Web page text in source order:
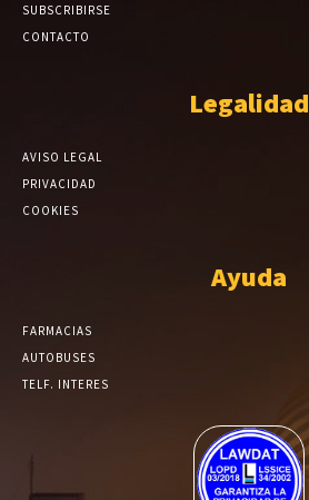
SUBSCRIBIRSE
CONTACTO
Legalidad
AVISO LEGAL
PRIVACIDAD
COOKIES
Ayuda
FARMACIAS
AUTOBUSES
TELF. INTERES